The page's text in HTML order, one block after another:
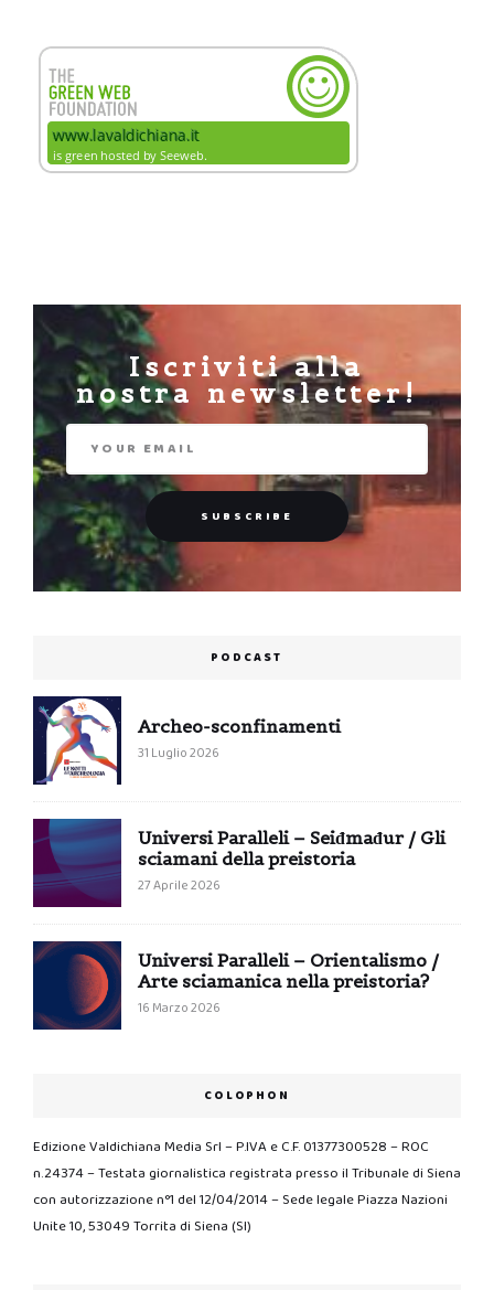
Iscriviti alla
nostra newsletter!
PODCAST
Archeo-sconfinamenti
31 Luglio 2026
Universi Paralleli – Seiđmađur / Gli
sciamani della preistoria
27 Aprile 2026
Universi Paralleli – Orientalismo /
Arte sciamanica nella preistoria?
16 Marzo 2026
COLOPHON
Edizione Valdichiana Media Srl – P.IVA e C.F. 01377300528 – ROC
n.24374 – Testata giornalistica registrata presso il Tribunale di Siena
con autorizzazione n°1 del 12/04/2014 – Sede legale Piazza Nazioni
Unite 10, 53049 Torrita di Siena (SI)